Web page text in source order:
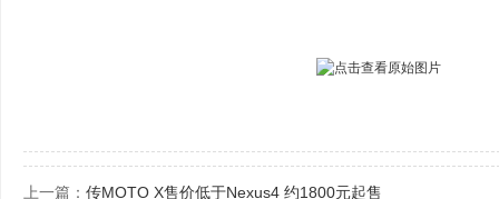
上一篇： 传MOTO X售价低于Nexus4 约1800元起售